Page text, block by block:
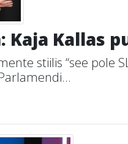
Kaja Kallas
stiilis “see pole